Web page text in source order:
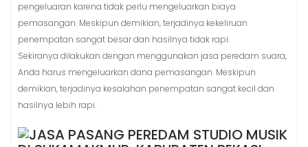
pengeluaran karena tidak perlu mengeluarkan biaya
pemasangan. Meskipun demikian, terjadinya kekeliruan
penempatan sangat besar dan hasilnya tidak rapi.
Sekiranya dilakukan dengan menggunakan jasa peredam suara,
Anda harus mengeluarkan dana pemasangan. Meskipun
demikian, terjadinya kesalahan penempatan sangat kecil dan
hasilnya lebih rapi.